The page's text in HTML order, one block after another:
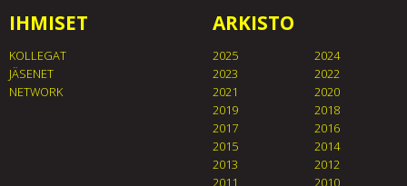
IHMISET
KOLLEGAT
JÄSENET
NETWORK
ARKISTO
2025
2024
2023
2022
2021
2020
2019
2018
2017
2016
2015
2014
2013
2012
2011
2010